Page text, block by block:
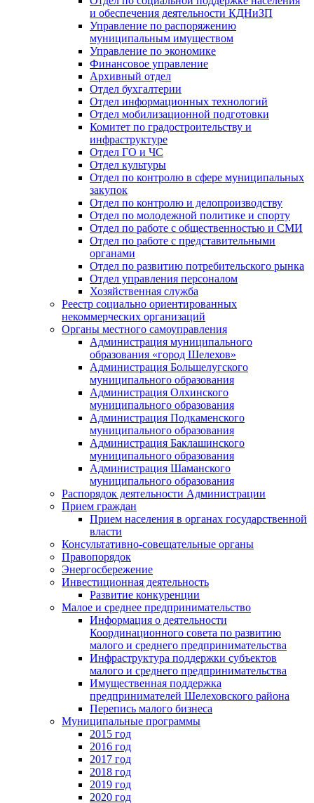
и обеспечения деятельности КДНиЗП
Управление по распоряжению
муниципальным имуществом
Управление по экономике
Финансовое управление
Архивный отдел
Отдел бухгалтерии
Отдел информационных технологий
Отдел мобилизационной подготовки
Комитет по градостроительству и
инфраструктуре
Отдел ГО и ЧС
Отдел культуры
Отдел по контролю в сфере муниципальных
закупок
Отдел по контролю и делопроизводству
Отдел по молодежной политике и спорту
Отдел по работе с общественностью и СМИ
Отдел по работе с представительными
органами
Отдел по развитию потребительского рынка
Отдел управления персоналом
Хозяйственная служба
Реестр социально ориентированных
некоммерческих организаций
Органы местного самоуправления
Администрация муниципального
образования «город Шелехов»
Администрация Большелугского
муниципального образования
Администрация Олхинского
муниципального образования
Администрация Подкаменского
муниципального образования
Администрация Баклашинского
муниципального образования
Администрация Шаманского
муниципального образования
Распорядок деятельности Администрации
Прием граждан
Прием населения в органах государственной
власти
Консультативно-совещательные органы
Правопорядок
Энергосбережение
Инвестиционная деятельность
Развитие конкуренции
Малое и среднее предпринимательство
Информация о деятельности
Координационного совета по развитию
малого и среднего предпринимательства
Инфраструктура поддержки субъектов
малого и среднего предпринимательства
Имущественная поддержка
предпринимателей Шелеховского района
Перепись малого бизнеса
Муниципальные программы
2015 год
2016 год
2017 год
2018 год
2019 год
2020 год